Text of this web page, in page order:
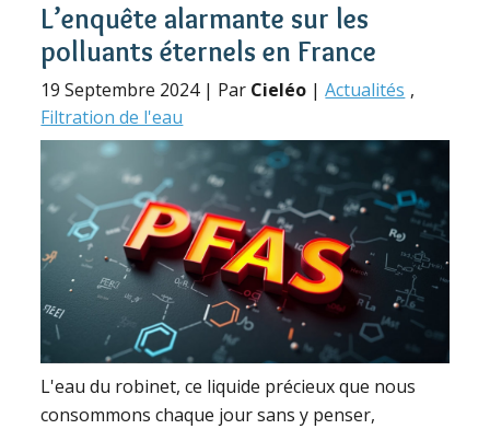
L’enquête alarmante sur les
polluants éternels en France
19 Septembre 2024 | Par Cieléo |Actualités
Filtration de l'eau
L'eau du robinet, ce liquide précieux que nous
consommons chaque jour sans y penser,